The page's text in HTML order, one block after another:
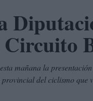
mañana la
del ciclismo